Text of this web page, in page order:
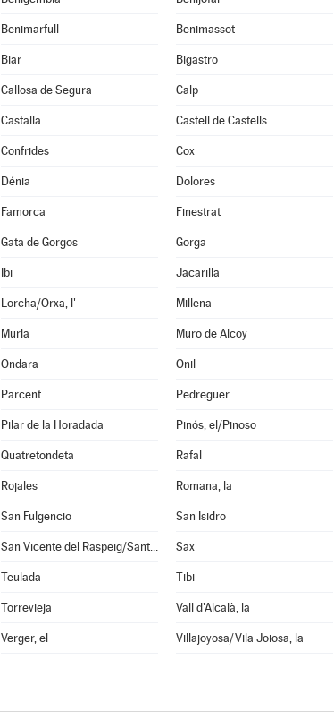
Benimarfull Benimassot
Biar Bigastro
Callosa de Segura Calp
Castalla Castell de Castells
Confrides Cox
Dénia Dolores
Famorca Finestrat
Gata de Gorgos Gorga
Ibi Jacarilla
Lorcha/Orxa, l' Millena
Murla Muro de Alcoy
Ondara Onil
Parcent Pedreguer
Pilar de la Horadada Pinós, el/Pinoso
Quatretondeta Rafal
Rojales Romana, la
San Fulgencio San Isidro
San Vicente del Raspeig/Sant Vicent del Raspeig Sax
Teulada Tibi
Torrevieja Vall d'Alcalà, la
Verger, el Villajoyosa/Vila Joiosa, la